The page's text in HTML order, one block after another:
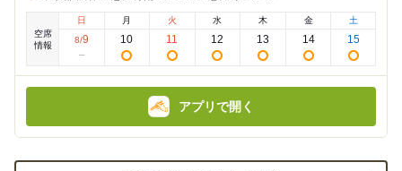
額
空席
情報
日
8/9
月
10
火
11
水
12
木
13
金
14
土
15
アプリで開く